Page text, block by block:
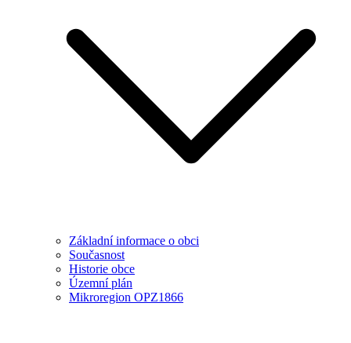
Základní informace o obci
Současnost
Historie obce
Územní plán
Mikroregion OPZ1866